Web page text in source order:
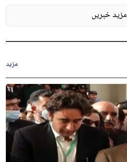
مزید خبریں
مزید